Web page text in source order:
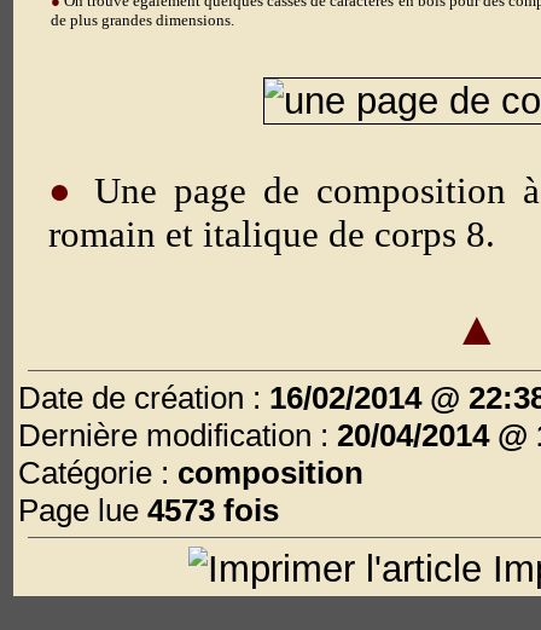
de plus grandes dimensions.
●
Une page de composition
romain et italique de corps 8.
▲
Date de création : 16/02/2014 @
Dernière modification : 20/04/2014 @
Catégorie : composition
Page lue 4573 fois